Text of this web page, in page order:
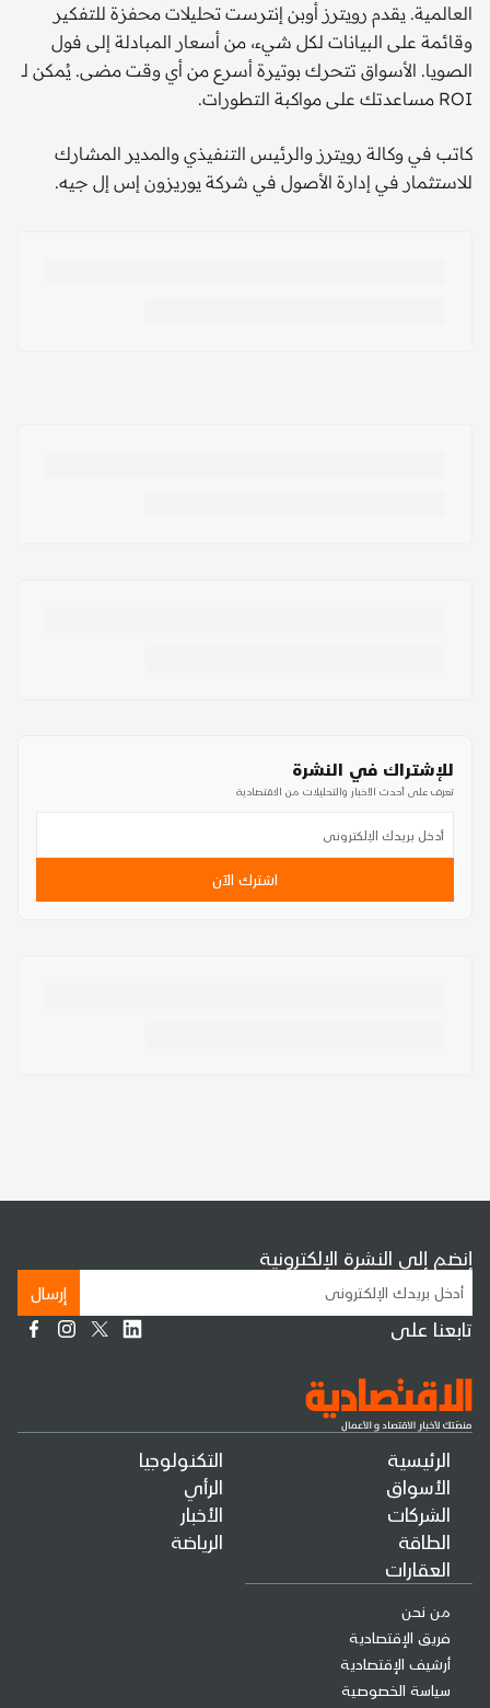
العالمية. يقدم رويترز أوبن إنترست تحليلات محفزة للتفكير
وقائمة على البيانات لكل شيء، من أسعار المبادلة إلى فول
الصويا. الأسواق تتحرك بوتيرة أسرع من أي وقت مضى. يُمكن لـ
ROI مساعدتك على مواكبة التطورات.
كاتب في وكالة رويترز والرئيس التنفيذي والمدير المشارك
للاستثمار في إدارة الأصول في شركة يوريزون إس إل جيه.
للإشتراك في النشرة
تعرف على أحدث الأخبار والتحليلات من الاقتصادية
اشترك الآن
الرئيسية
الأسواق
الشركات
الطاقة
العقارات
التكنولوجيا
الرأي
الأخبار
الرياضة
من نحن
فريق الإقتصادية
أرشيف الإقتصادية
سياسة الخصوصية
إنضم إلى النشرة الإلكترونية
إرسال
تابعنا على